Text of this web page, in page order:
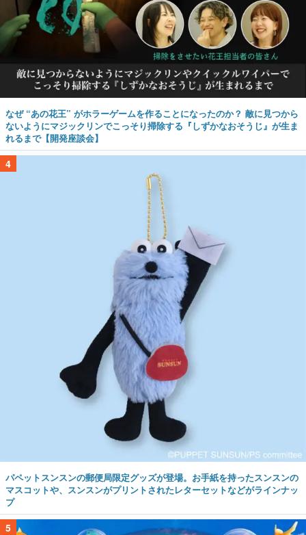
なぜ “あの花王” がホラーゲームを作ることになったのか？ 敵に見つから
ないようにマジックリンでこっそり掃除する『しずかなおそうじ』が生ま
れるまで【開発座談会】
4
パペットスンスンの郵便局限定グッズが登場。お手紙を持ったスンスンの
マスコットや、スンスンがプリントされたレターセットなどがラインナッ
プ
5